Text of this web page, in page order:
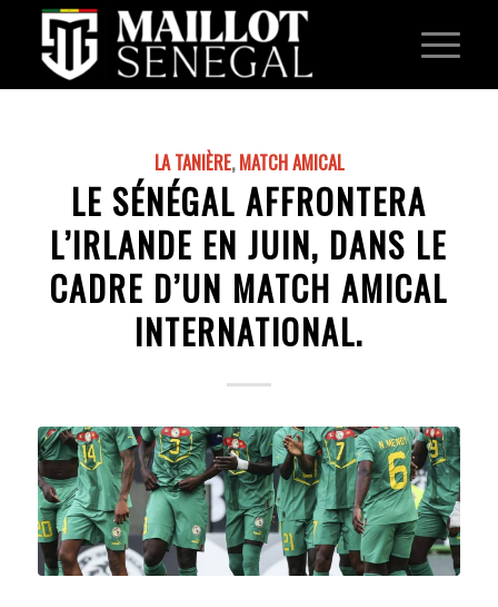
LA TANIÈRE,MATCH AMICAL
LE SÉNÉGAL AFFRONTERA
L’IRLANDE EN JUIN, DANS LE
CADRE D’UN MATCH AMICAL
INTERNATIONAL.